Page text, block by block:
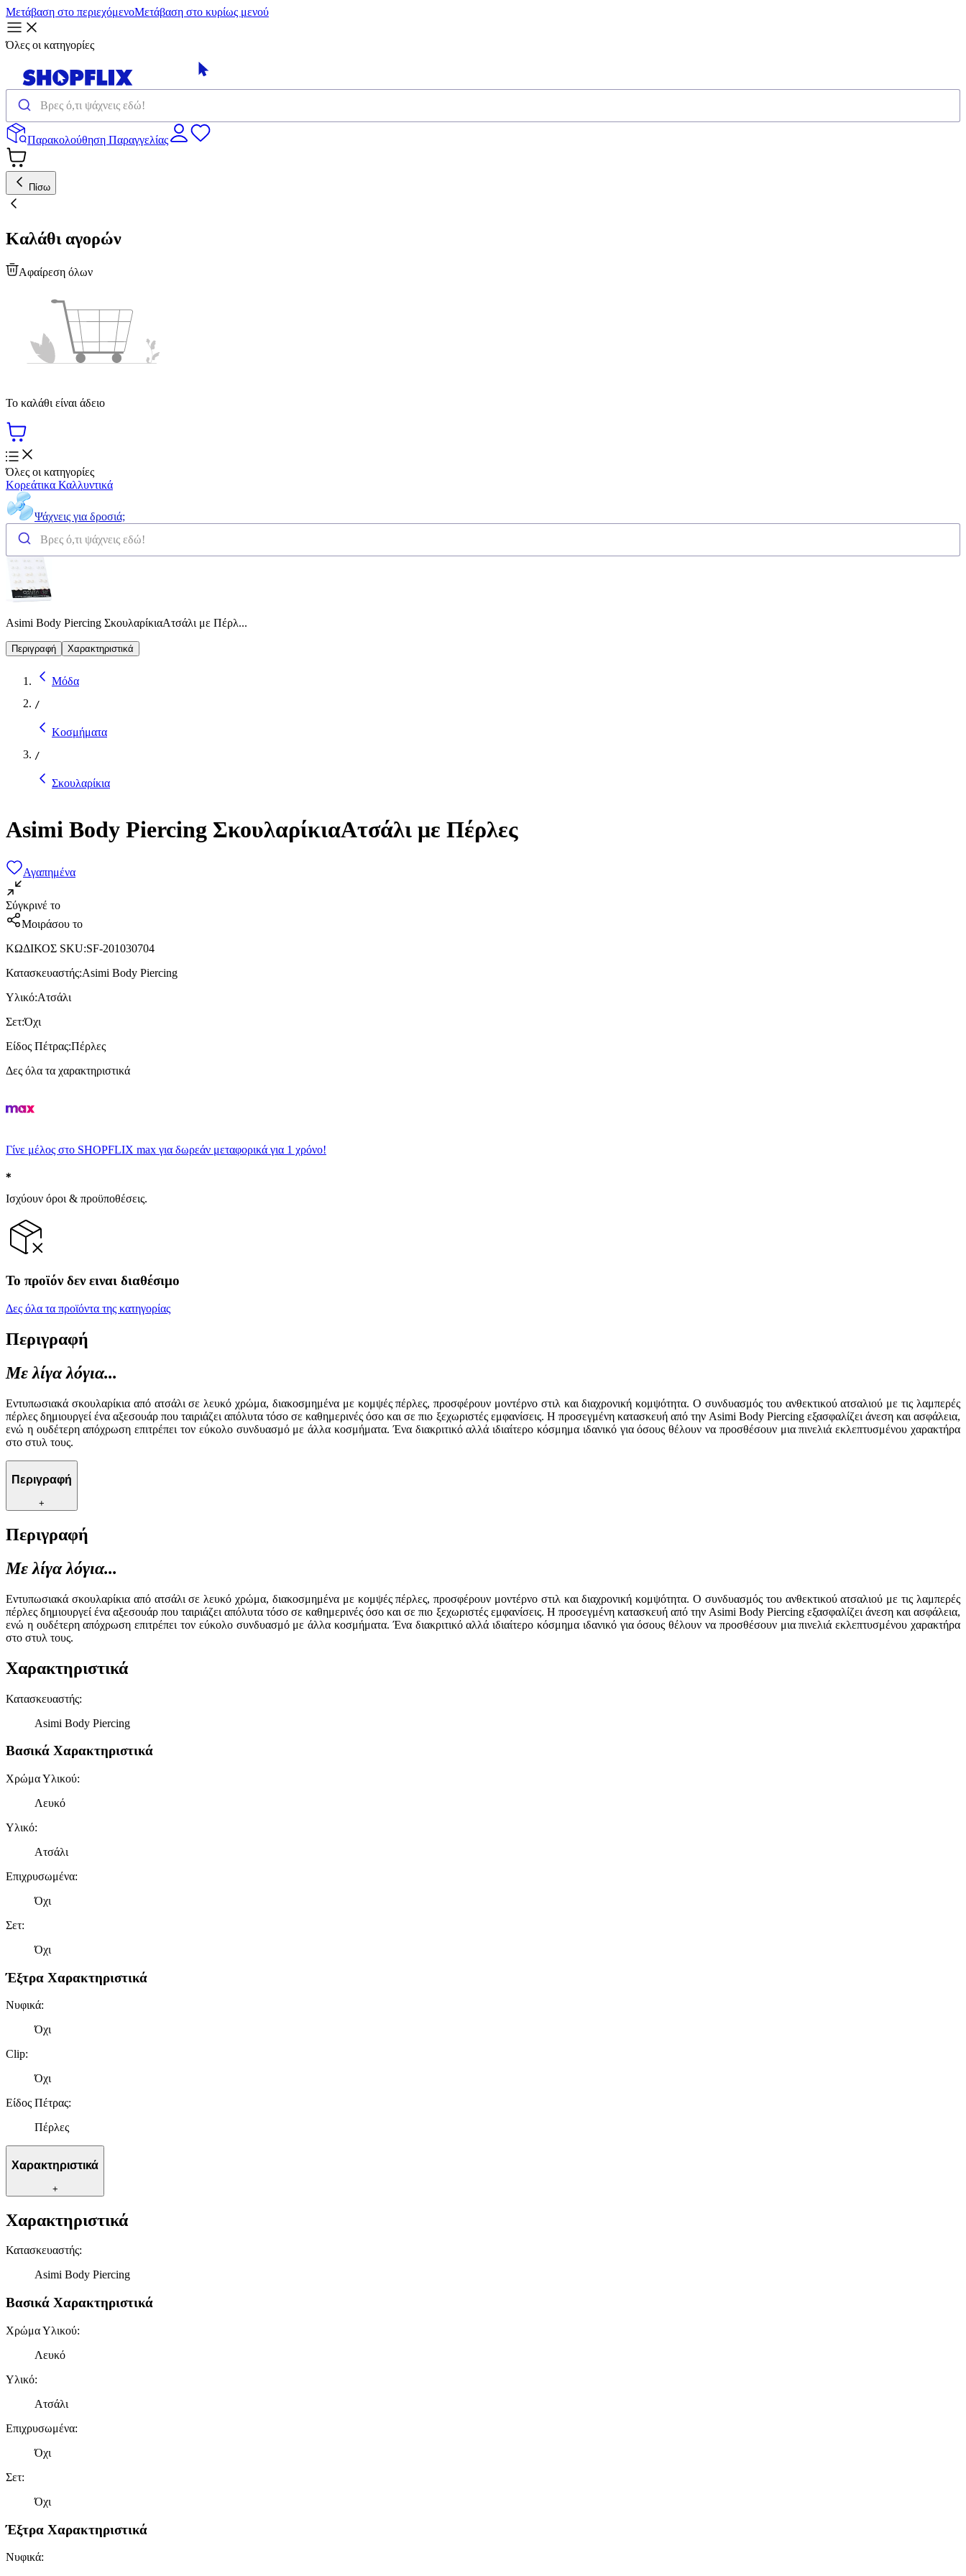
Μετάβαση στο περιεχόμενοΜετάβαση στο κυρίως μενού
Όλες οι κατηγορίες
Παρακολούθηση Παραγγελίας
Πίσω
Καλάθι αγορών
Αφαίρεση όλων
Το καλάθι είναι άδειο
Όλες οι κατηγορίες
Κορεάτικα Καλλυντικά
Ψάχνεις για δροσιά;
Asimi Body Piercing ΣκουλαρίκιαΑτσάλι με Πέρλ...
Περιγραφή Χαρακτηριστικά
Μόδα
/
Κοσμήματα
/
Σκουλαρίκια
Asimi Body Piercing ΣκουλαρίκιαΑτσάλι με Πέρλες
Αγαπημένα
Σύγκρινέ το
Μοιράσου το
ΚΩΔΙΚΟΣ SKU:SF-201030704
Κατασκευαστής:Asimi Body Piercing
Υλικό:Ατσάλι
Σετ:Όχι
Είδος Πέτρας:Πέρλες
Δες όλα τα χαρακτηριστικά
Γίνε μέλος στο SHOPFLIX max για δωρεάν μεταφορικά για 1 χρόνο!
Ισχύουν όροι & προϋποθέσεις.
Το προϊόν δεν ειναι διαθέσιμο
Δες όλα τα προϊόντα της κατηγορίας
Περιγραφή
Με λίγα λόγια...
Εντυπωσιακά σκουλαρίκια από ατσάλι σε λευκό χρώμα, διακοσμημένα με κομψές πέρλες, προσφέρουν μοντέρνο στιλ και διαχρονική κομψότητα. Ο συνδυασμός του ανθεκτικού ατσαλιού με τις λαμπερές
πέρλες δημιουργεί ένα αξεσουάρ που ταιριάζει απόλυτα τόσο σε καθημερινές όσο και σε πιο ξεχωριστές εμφανίσεις. Η προσεγμένη κατασκευή από την Asimi Body Piercing εξασφαλίζει άνεση και ασφάλεια,
ενώ η ουδέτερη απόχρωση επιτρέπει τον εύκολο συνδυασμό με άλλα κοσμήματα. Ένα διακριτικό αλλά ιδιαίτερο κόσμημα ιδανικό για όσους θέλουν να προσθέσουν μια πινελιά εκλεπτυσμένου χαρακτήρα
στο στυλ τους.
Περιγραφή
+
Περιγραφή
Με λίγα λόγια...
Εντυπωσιακά σκουλαρίκια από ατσάλι σε λευκό χρώμα, διακοσμημένα με κομψές πέρλες, προσφέρουν μοντέρνο στιλ και διαχρονική κομψότητα. Ο συνδυασμός του ανθεκτικού ατσαλιού με τις λαμπερές
πέρλες δημιουργεί ένα αξεσουάρ που ταιριάζει απόλυτα τόσο σε καθημερινές όσο και σε πιο ξεχωριστές εμφανίσεις. Η προσεγμένη κατασκευή από την Asimi Body Piercing εξασφαλίζει άνεση και ασφάλεια,
ενώ η ουδέτερη απόχρωση επιτρέπει τον εύκολο συνδυασμό με άλλα κοσμήματα. Ένα διακριτικό αλλά ιδιαίτερο κόσμημα ιδανικό για όσους θέλουν να προσθέσουν μια πινελιά εκλεπτυσμένου χαρακτήρα
στο στυλ τους.
Χαρακτηριστικά
Κατασκευαστής:
Asimi Body Piercing
Βασικά Χαρακτηριστικά
Χρώμα Υλικού:
Λευκό
Υλικό:
Ατσάλι
Επιχρυσωμένα:
Όχι
Σετ:
Όχι
Έξτρα Χαρακτηριστικά
Νυφικά:
Όχι
Clip:
Όχι
Είδος Πέτρας:
Πέρλες
Χαρακτηριστικά
+
Χαρακτηριστικά
Κατασκευαστής:
Asimi Body Piercing
Βασικά Χαρακτηριστικά
Χρώμα Υλικού:
Λευκό
Υλικό:
Ατσάλι
Επιχρυσωμένα:
Όχι
Σετ:
Όχι
Έξτρα Χαρακτηριστικά
Νυφικά: